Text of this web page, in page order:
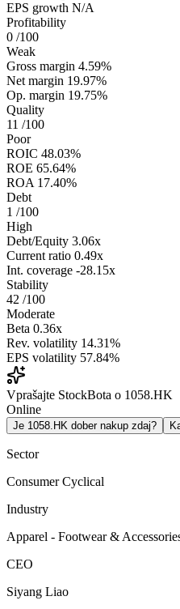
EPS growth N/A
Profitability
0 /100
Weak
Gross margin 4.59%
Net margin 19.97%
Op. margin 19.75%
Quality
11 /100
Poor
ROIC 48.03%
ROE 65.64%
ROA 17.40%
Debt
1 /100
High
Debt/Equity 3.06x
Current ratio 0.49x
Int. coverage -28.15x
Stability
42 /100
Moderate
Beta 0.36x
Rev. volatility 14.31%
EPS volatility 57.84%
Vprašajte StockBota o 1058.HK
Online
Je 1058.HK dober nakup zdaj?
Sector
Consumer Cyclical
Industry
Apparel - Footwear &
CEO
Siyang Liao